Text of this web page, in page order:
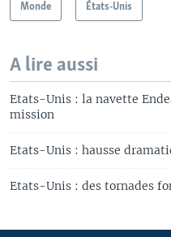
Monde États-Unis
A lire aussi
Etats-Unis : la navette
mission
Etats-Unis : hausse
Etats-Unis : des tornades